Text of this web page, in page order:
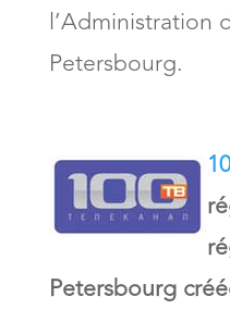
l’Administration
Petersbourg.
Petersbourg